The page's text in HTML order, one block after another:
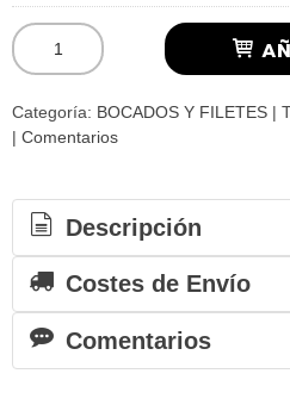
Categoría: BOCADOS Y FILETES |
| Comentarios
Descripción
Costes de Envío
Comentarios